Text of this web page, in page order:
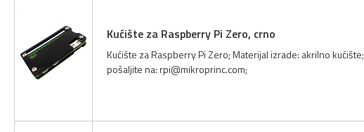
Kućište za Raspberry Pi Zero, crno
Kućište za Raspberry Pi Zero; Materijal izrade: akrilno
pošaljite na:rpi@mikroprinc.com;